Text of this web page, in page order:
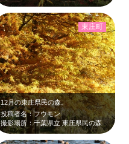
12月の東庄県民の森。
投稿者名：フウモン
撮影場所：千葉県立 東庄県民の森
東庄町